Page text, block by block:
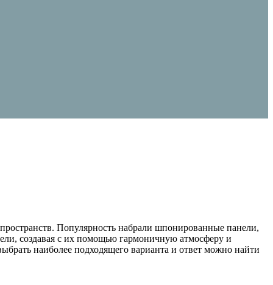
Популярность набрали шпонированные панели,
создавая с их помощью гармоничную атмосферу и
наиболее подходящего варианта и ответ можно найти